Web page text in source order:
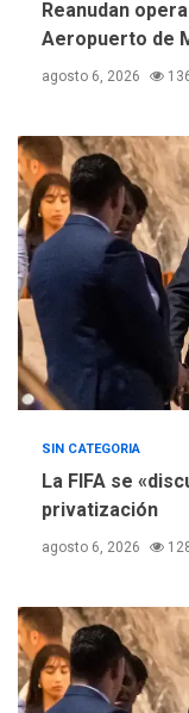
5
Reanudan
Aeropuerto de
agosto 6, 2026
SIN CATEGORIA
La FIFA se
privatización
agosto 6, 2026